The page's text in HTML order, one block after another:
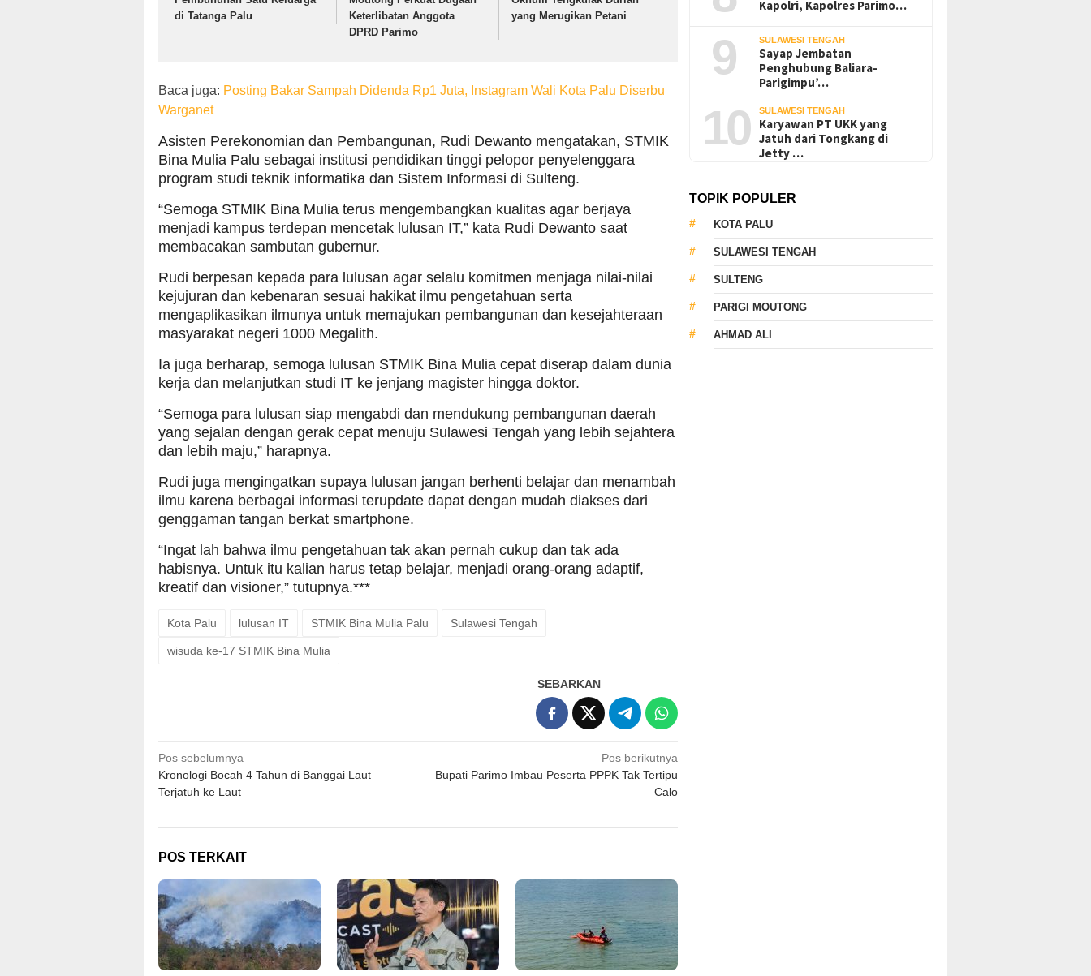
di Tatanga Palu
Keterlibatan Anggota
DPRD Parimo
yang Merugikan Petani
Baca juga: Posting Bakar Sampah Didenda Rp1 Juta, Instagram Wali Kota Palu Diserbu
Warganet
Asisten Perekonomian dan Pembangunan, Rudi Dewanto mengatakan, STMIK
Bina Mulia Palu sebagai institusi pendidikan tinggi pelopor penyelenggara
program studi teknik informatika dan Sistem Informasi di Sulteng.
“Semoga STMIK Bina Mulia terus mengembangkan kualitas agar berjaya
menjadi kampus terdepan mencetak lulusan IT,” kata Rudi Dewanto saat
membacakan sambutan gubernur.
Rudi berpesan kepada para lulusan agar selalu komitmen menjaga nilai-nilai
kejujuran dan kebenaran sesuai hakikat ilmu pengetahuan serta
mengaplikasikan ilmunya untuk memajukan pembangunan dan kesejahteraan
masyarakat negeri 1000 Megalith.
Ia juga berharap, semoga lulusan STMIK Bina Mulia cepat diserap dalam dunia
kerja dan melanjutkan studi IT ke jenjang magister hingga doktor.
“Semoga para lulusan siap mengabdi dan mendukung pembangunan daerah
yang sejalan dengan gerak cepat menuju Sulawesi Tengah yang lebih sejahtera
dan lebih maju,” harapnya.
Rudi juga mengingatkan supaya lulusan jangan berhenti belajar dan menambah
ilmu karena berbagai informasi terupdate dapat dengan mudah diakses dari
genggaman tangan berkat smartphone.
“Ingat lah bahwa ilmu pengetahuan tak akan pernah cukup dan tak ada
habisnya. Untuk itu kalian harus tetap belajar, menjadi orang-orang adaptif,
kreatif dan visioner,” tutupnya.***
Kota Palu lulusan IT STMIK Bina Mulia Palu Sulawesi Tengah
wisuda ke-17 STMIK Bina Mulia
SEBARKAN
Navigasi
pos
Pos sebelumnya
Kronologi Bocah 4 Tahun di Banggai Laut
Terjatuh ke Laut
Pos berikutnya
Bupati Parimo Imbau Peserta PPPK Tak Tertipu
Calo
POS TERKAIT
Kapolri, Kapolres Parimo…
9 SULAWESI TENGAH
Sayap Jembatan
Penghubung Baliara-
Parigimpu’…
10 SULAWESI TENGAH
Karyawan PT UKK yang
Jatuh dari Tongkang di
Jetty …
TOPIK POPULER
KOTA PALU
SULAWESI TENGAH
SULTENG
PARIGI MOUTONG
AHMAD ALI